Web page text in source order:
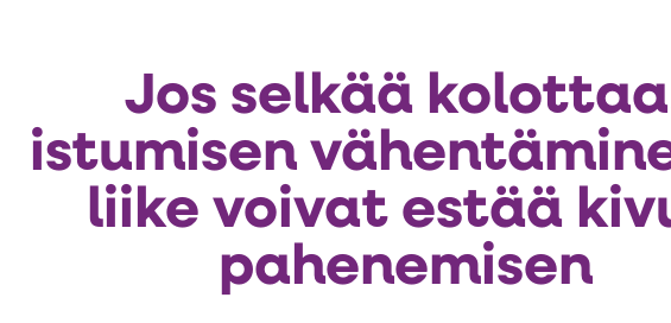
Jos selkää
istumisen
liike voivat estää
pahenemisen